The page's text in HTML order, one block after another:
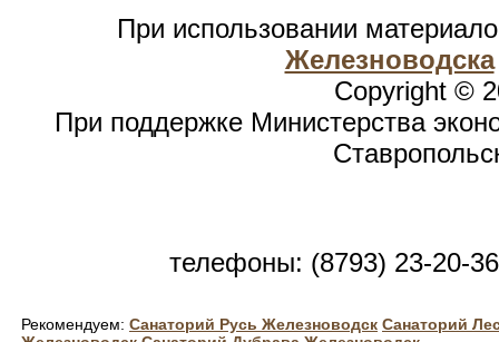
При использовании
Железноводска
Copyright ©
При поддержке Министерства
телефоны: (8793) 23-20-
Рекомендуем: Санаторий Русь Железноводск Санаторий